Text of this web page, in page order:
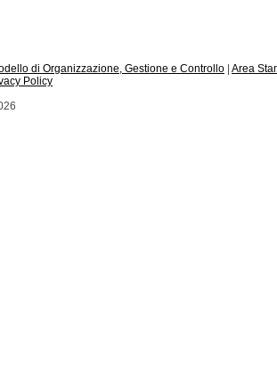
di Organizzazione, Gestione e Controllo Area
Policy